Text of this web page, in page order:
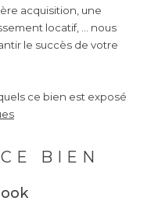
acquisition, une
locatif, ... nous
le succès de votre
ce bien est exposé
BIEN